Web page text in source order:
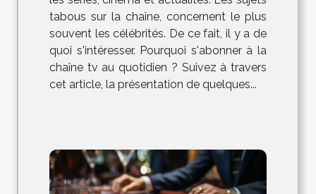
tabous sur la chaîne, concernent le plus
souvent les célébrités. De ce fait, il y a de
quoi s'intéresser. Pourquoi s'abonner à la
chaîne tv au quotidien ? Suivez à travers
cet article, la présentation de quelques...